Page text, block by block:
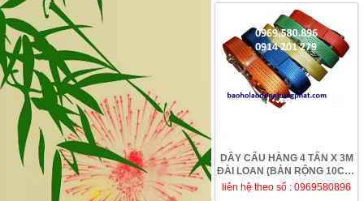
DÂY CẨU HÀNG 4 TẤN X 3M
ĐÀI LOAN (BẢN RỘNG 10CM)
GIÁ RẺ TẠI H...
liên hệ theo số : 0969580896